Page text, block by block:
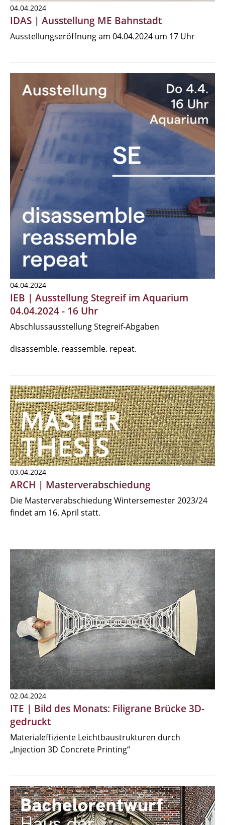
04.04.2024
IDAS | Ausstellung ME Bahnstadt
Ausstellungseröffnung am 04.04.2024 um 17 Uhr
04.04.2024
IEB | Ausstellung Stegreif im Aquarium
04.04.2024 - 16 Uhr
Abschlussausstellung Stegreif-Abgaben
disassemble. reassemble. repeat.
03.04.2024
ARCH | Masterverabschiedung
Die Masterverabschiedung Wintersemester 2023/24
findet am 16. April statt.
02.04.2024
ITE | Bild des Monats: Filigrane Brücke 3D-
gedruckt
Materialeffiziente Leichtbaustrukturen durch
„Injection 3D Concrete Printing“